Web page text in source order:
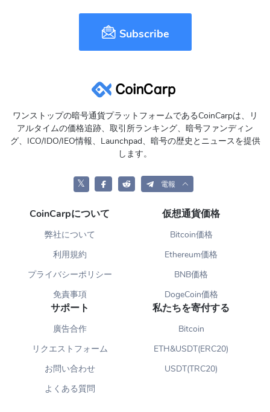
Subscribe
ワンストップの暗号通貨プラットフォームであるCoinCarpは、リ
アルタイムの価格追跡、取引所ランキング、暗号ファンディン
グ、ICO/IDO/IEO情報、Launchpad、暗号の歴史とニュースを提供
します。
𝕏 電報
CoinCarpについて
弊社について
利用規約
プライバシーポリシー
免責事項
仮想通貨価格
Bitcoin価格
Ethereum価格
BNB価格
DogeCoin価格
サポート
廣告合作
リクエストフォーム
お問い合わせ
よくある質問
私たちを寄付する
Bitcoin
ETH&USDT(ERC20)
USDT(TRC20)